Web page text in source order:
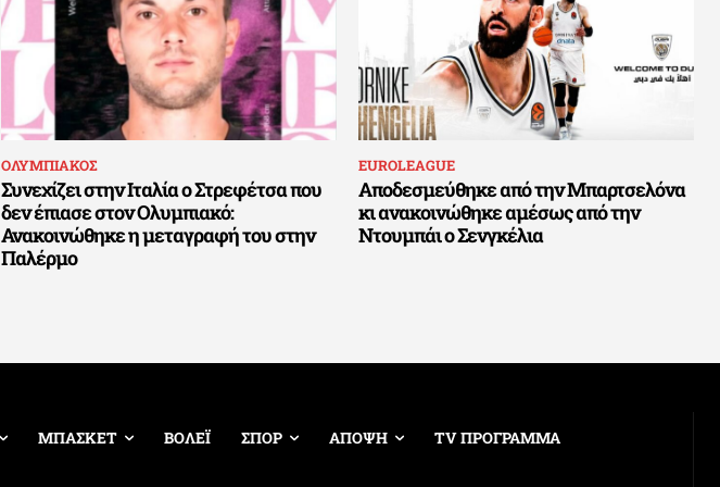
ΟΛΥΜΠΙΑΚΟΣ
Συνεχίζει στην Ιταλία ο Στρεφέτσα που
δεν έπιασε στον Ολυμπιακό:
Ανακοινώθηκε η μεταγραφή του στην
Παλέρμο
EUROLEAGUE
Αποδεσμεύθηκε από την Μπαρτσελόνα
κι ανακοινώθηκε αμέσως από την
Ντουμπάι ο Σενγκέλια
ΜΠΑΣΚΕΤ ΒΟΛΕΪ ΣΠΟΡ ΑΠΟΨΗ TV ΠΡΟΓΡΑΜΜΑ